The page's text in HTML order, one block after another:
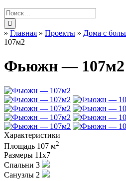
» Главная » Проекты » Дома с
107м2
Фьюжн — 107м2
Характеристики
Площадь 107 м2
Размеры 11х7
Спальни 3
Санузлы 2